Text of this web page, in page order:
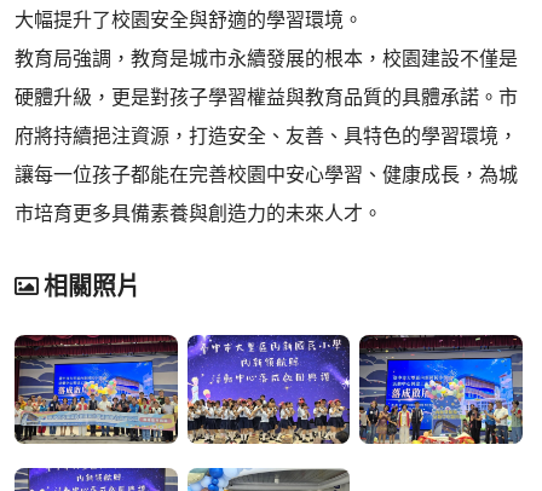
大幅提升了校園安全與舒適的學習環境。
教育局強調，教育是城市永續發展的根本，校園建設不僅是
硬體升級，更是對孩子學習權益與教育品質的具體承諾。市
府將持續挹注資源，打造安全、友善、具特色的學習環境，
讓每一位孩子都能在完善校園中安心學習、健康成長，為城
市培育更多具備素養與創造力的未來人才。
相關照片